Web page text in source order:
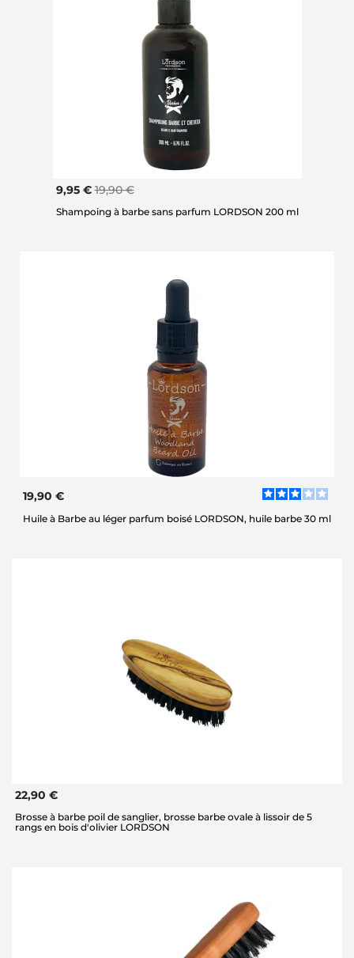
9,95 €19,90 €
Shampoing à barbe sans parfum LORDSON 200 ml
19,90 €
Huile à Barbe au léger parfum boisé LORDSON, huile barbe 30 ml
22,90 €
Brosse à barbe poil de sanglier, brosse barbe ovale à lissoir de 5
rangs en bois d'olivier LORDSON